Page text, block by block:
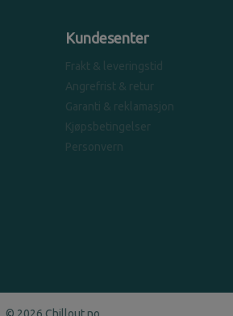
Kundesenter
Frakt & leveringstid
Angrefrist & retur
Garanti & reklamasjon
Kjøpsbetingelser
Personvern